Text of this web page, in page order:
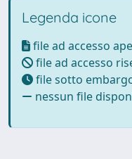
Legenda icone
file ad accesso
file ad accesso
file sotto
nessun file